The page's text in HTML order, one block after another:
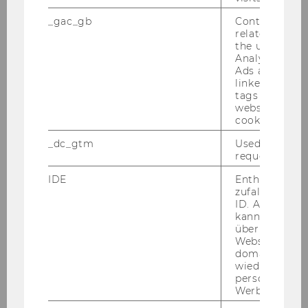
12. Dezember 2025
WU Star Journal Awards
Mit­glie­der des For­schungs­in­sti­tuts er­hiel­ten
WU Star Jour­nal Awards für her­aus­ra­gen­de
02. Dezember 2025
_gac_gb
Contains
related
the user. If
Analytics and
Ads accounts
linked, the
tags on the
website read
cookie.
_dc_gtm
Used to
request rate.
IDE
Enthält eine
ID. Anhand
kann Google
über
Websites
Werbung